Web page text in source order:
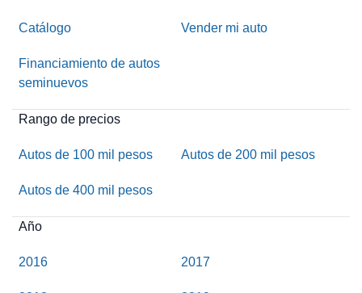
Catálogo Vender mi auto
Financiamiento de autos
seminuevos
Rango de precios
Autos de 100 mil pesos Autos de 200 mil pesos
Autos de 400 mil pesos
Año
2016 2017